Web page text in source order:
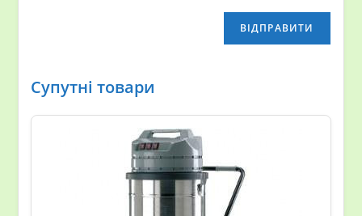
Супутні товари